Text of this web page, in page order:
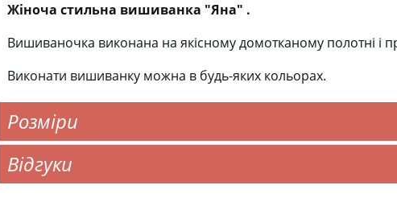
Жіноча стильна вишиванка "Яна" .
Вишиваночка виконана на якісному домотканому полотні
Виконати вишиванку можна в будь-яких кольорах.
Розміри
Відгуки